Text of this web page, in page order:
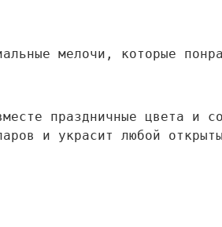
мелочи, которые
праздничные цвета и
и украсит любой